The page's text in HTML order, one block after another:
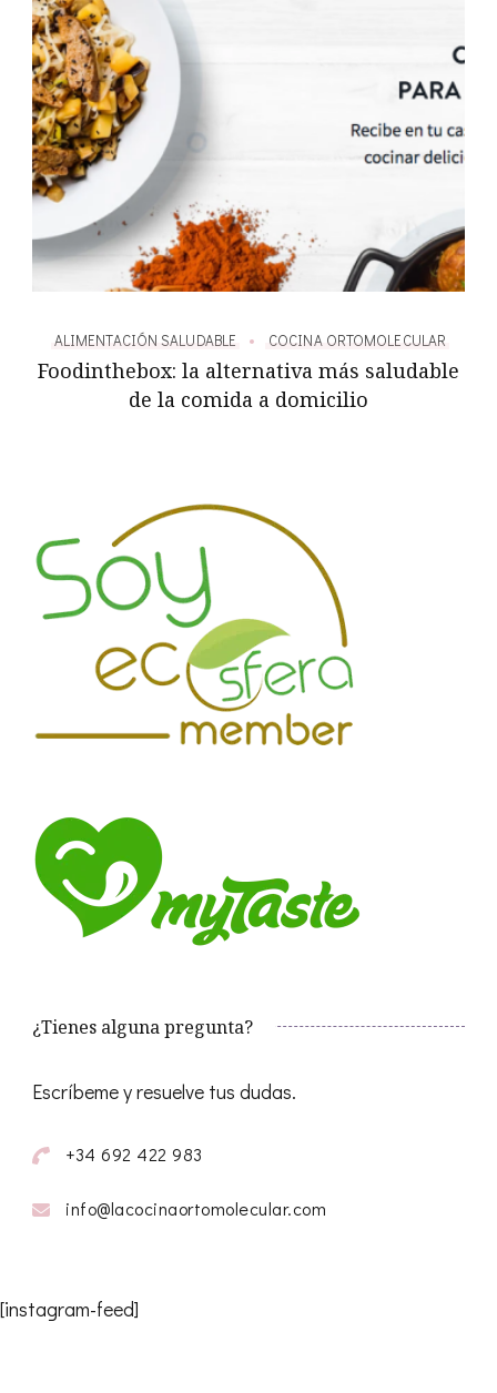
ALIMENTACIÓN SALUDABLE COCINA ORTOMOLECULAR
Foodinthebox: la alternativa más saludable
de la comida a domicilio
¿Tienes alguna pregunta?
Escríbeme y resuelve tus dudas.
+34 692 422 983
info@lacocinaortomolecular.com
[instagram-feed]